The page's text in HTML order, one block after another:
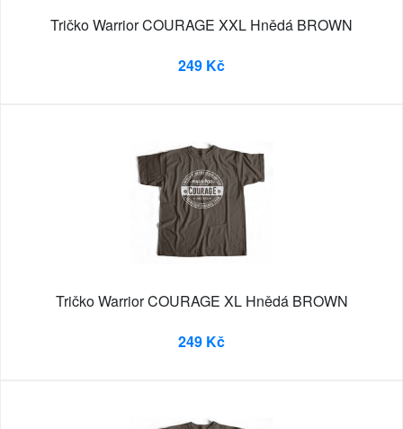
Tričko Warrior COURAGE XXL Hnědá BROWN
249 Kč
Tričko Warrior COURAGE XL Hnědá BROWN
249 Kč